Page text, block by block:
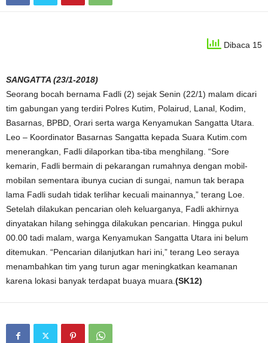
Dibaca 15
SANGATTA (23/1-2018)
Seorang bocah bernama Fadli (2) sejak Senin (22/1) malam dicari
tim gabungan yang terdiri Polres Kutim, Polairud, Lanal, Kodim,
Basarnas, BPBD, Orari serta warga Kenyamukan Sangatta Utara.
Leo – Koordinator Basarnas Sangatta kepada Suara Kutim.com
menerangkan, Fadli dilaporkan tiba-tiba menghilang. “Sore
kemarin, Fadli bermain di pekarangan rumahnya dengan mobil-
mobilan sementara ibunya cucian di sungai, namun tak berapa
lama Fadli sudah tidak terlihar kecuali mainannya,” terang Loe.
Setelah dilakukan pencarian oleh keluarganya, Fadli akhirnya
dinyatakan hilang sehingga dilakukan pencarian. Hingga pukul
00.00 tadi malam, warga Kenyamukan Sangatta Utara ini belum
ditemukan. “Pencarian dilanjutkan hari ini,” terang Leo seraya
menambahkan tim yang turun agar meningkatkan keamanan
karena lokasi banyak terdapat buaya muara. (SK12)